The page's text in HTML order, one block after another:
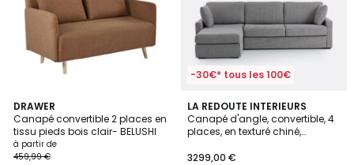
DRAWER
Canapé convertible 2 places en
tissu pieds bois clair- BELUSHI
à partir de
459,99 €
3
Couleurs
-30€* tous les 100€
LA REDOUTE INTERIEURS
Canapé d'angle, convertible, 4
places, en texturé chiné,
3299,00 €
5
/
5
3
Couleurs